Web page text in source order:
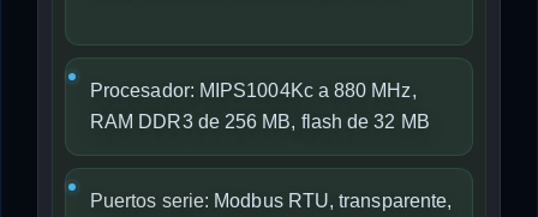
Procesador: MIPS1004Kc a 880 MHz,
RAM DDR3 de 256 MB, flash de 32 MB
Puertos serie: Modbus RTU, transparente,